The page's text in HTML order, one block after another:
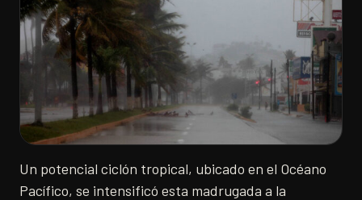
Un potencial ciclón tropical, ubicado en el Océano
Pacífico, se intensificó esta madrugada a la